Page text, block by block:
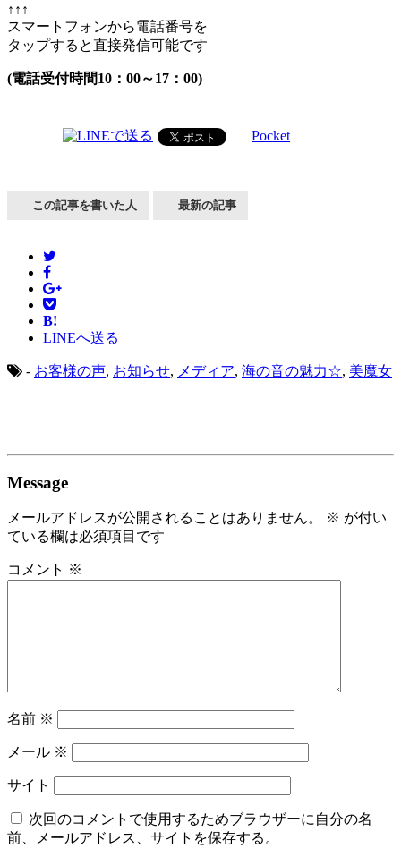
↑↑↑
スマートフォンから電話番号を
タップすると直接発信可能です
(電話受付時間10：00～17：00)
Pocket
この記事を書いた人 最新の記事
B!
LINEへ送る
- お客様の声, お知らせ, メディア, 海の音の魅力☆, 美魔女
Message
メールアドレスが公開されることはありません。 ※ が付い
ている欄は必須項目です
コメント ※
名前 ※
メール ※
サイト
次回のコメントで使用するためブラウザーに自分の名
前、メールアドレス、サイトを保存する。